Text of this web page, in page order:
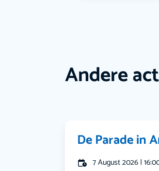
Andere
De Parade in
7 August 2026 |